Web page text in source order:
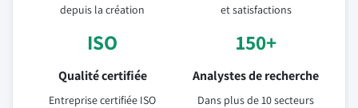
depuis la création et satisfactions
ISO
Qualité certifiée
Entreprise certifiée ISO
150+
Analystes de recherche
Dans plus de 10 secteurs